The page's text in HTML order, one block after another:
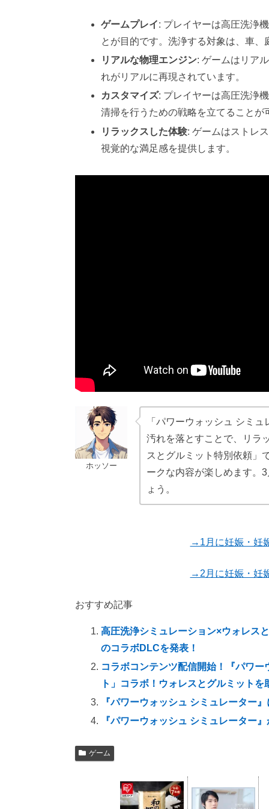
ゲームプレイ: プレイヤーは高圧洗浄
とが目的です。洗浄する対象は、車
リアルな物理エンジン: ゲームはリア
れがリアルに再現されています。
カスタマイズ: プレイヤーは高圧洗浄
清掃を行うための戦略を立てることが
リラックスした体験: ゲームはストレ
視覚的な満足感を提供します。
ホッソー
「パワーウォッシュ シミ
汚れを落とすことで、リラ
スとグルミット特別依頼」
ークな内容が楽しめます。
ょう。
→1月に妊娠・妊
→2月に妊娠・妊
おすすめ記事
高圧洗浄シミュレーション×ウォレス
のコラボDLCを発表！
コラボコンテンツ配信開始！『パワ
ト」コラボ！ウォレスとグルミットを
『パワーウォッシュ シミュレーター
『パワーウォッシュ シミュレーター
ゲーム